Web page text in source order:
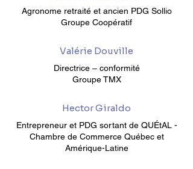
Agronome retraité et ancien PDG Sollio
Groupe Coopératif
Valérie Douville
Directrice – conformité
Groupe TMX
Hector Giraldo
Entrepreneur et PDG sortant de QUÉtAL -
Chambre de Commerce Québec et
Amérique-Latine